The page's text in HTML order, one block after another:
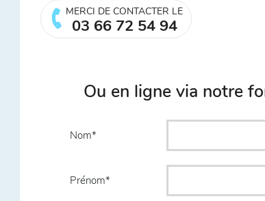
MERCI DE CONTACTER LE
03 66 72 54 94
Ou en ligne via notre
Nom
Prénom